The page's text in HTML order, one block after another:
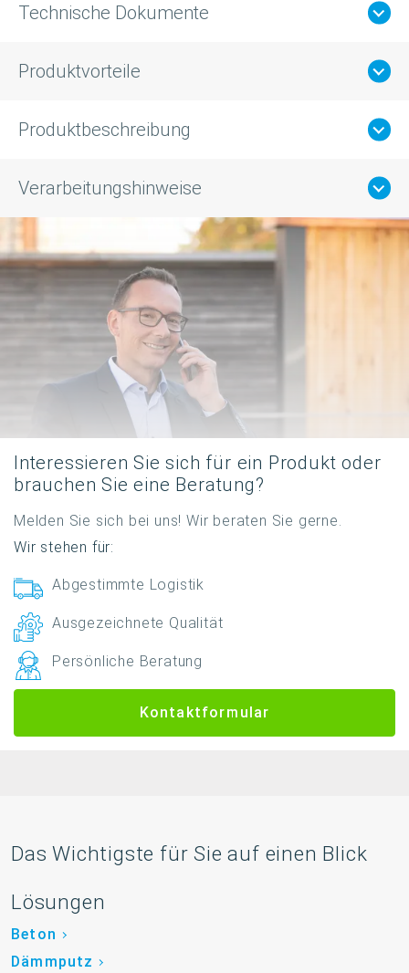
Technische Dokumente
Produktvorteile
Produktbeschreibung
Verarbeitungshinweise
Interessieren Sie sich für ein Produkt oder
brauchen Sie eine Beratung?
Melden Sie sich bei uns! Wir beraten Sie gerne.
Wir stehen für:
Abgestimmte Logistik
Ausgezeichnete Qualität
Persönliche Beratung
Kontaktformular
Das Wichtigste für Sie auf einen Blick
Lösungen
Beton
Dämmputz